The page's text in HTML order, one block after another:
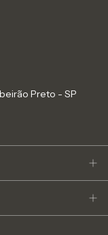
Preto - SP